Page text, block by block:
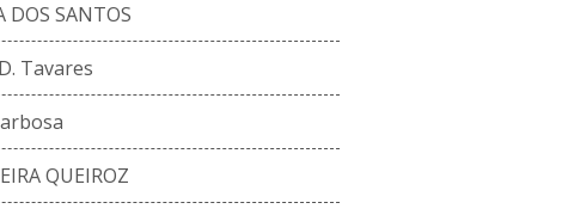
DOS SANTOS
Tavares
QUEIROZ